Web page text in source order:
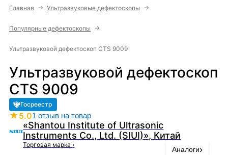
Главная → Ультразвуковые дефектоскопы →
Популярные дефектоскопы →
Ультразвуковой дефектоскоп CTS 9009
Ультразвуковой дефектоскоп
CTS 9009
Госреестр
★5.01 отзыв на товар
«Shantou Institute of Ultrasonic
Instruments Co., Ltd. (SIUI)», Китай
Торговая марка ›
Аналоги›